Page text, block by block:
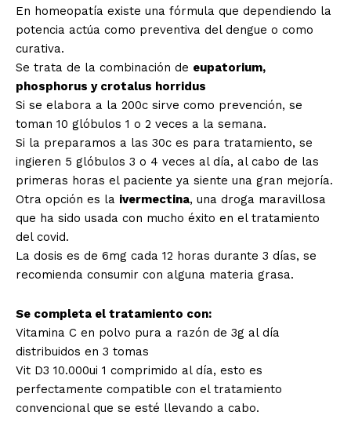
En homeopatía existe una fórmula que dependiendo la
potencia actúa como preventiva del dengue o como
curativa.
Se trata de la combinación de eupatorium,
phosphorus y crotalus horridus
Si se elabora a la 200c sirve como prevención, se
toman 10 glóbulos 1 o 2 veces a la semana.
Si la preparamos a las 30c es para tratamiento, se
ingieren 5 glóbulos 3 o 4 veces al día, al cabo de las
primeras horas el paciente ya siente una gran mejoría.
Otra opción es la ivermectina, una droga maravillosa
que ha sido usada con mucho éxito en el tratamiento
del covid.
La dosis es de 6mg cada 12 horas durante 3 días, se
recomienda consumir con alguna materia grasa.
Se completa el tratamiento con:
Vitamina C en polvo pura a razón de 3g al día
distribuidos en 3 tomas
Vit D3 10.000ui 1 comprimido al día, esto es
perfectamente compatible con el tratamiento
convencional que se esté llevando a cabo.